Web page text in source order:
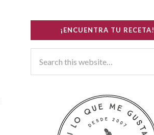
¡ENCUENTRA TU RECETA!